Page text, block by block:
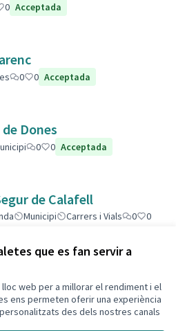
que es fan servir a
web per a millorar el rendiment i el
ens permeten oferir una experiència
des dels nostres canals
0 Acceptada
0 0 Acceptada
Dones
0 0 Acceptada
de Calafell
Municipi Carrers i Vials 0
0
a GitHub